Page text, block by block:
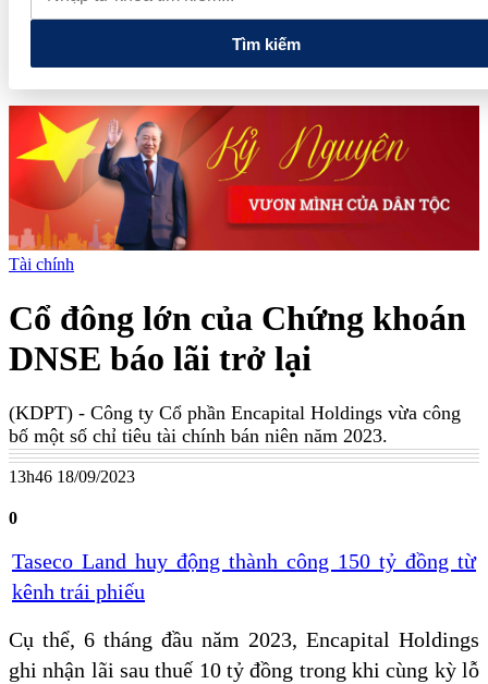
giới
Thiết kế kiến trúc biểu tượng của Newtown Diamond được
vinh danh tại Dot Property Awards 2026
Tìm kiếm
Tài chính
Cổ đông lớn của Chứng khoán
DNSE báo lãi trở lại
(KDPT) - Công ty Cổ phần Encapital Holdings vừa công
bố một số chỉ tiêu tài chính bán niên năm 2023.
13h46 18/09/2023
0
Taseco Land huy động thành công 150 tỷ đồng từ
kênh trái phiếu
Cụ thể, 6 tháng đầu năm 2023, Encapital Holdings
ghi nhận lãi sau thuế 10 tỷ đồng trong khi cùng kỳ lỗ